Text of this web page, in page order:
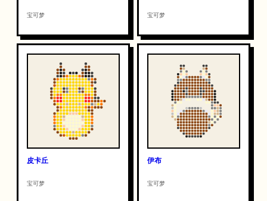
宝可梦 宝可梦
皮卡丘
宝可梦
伊布
宝可梦